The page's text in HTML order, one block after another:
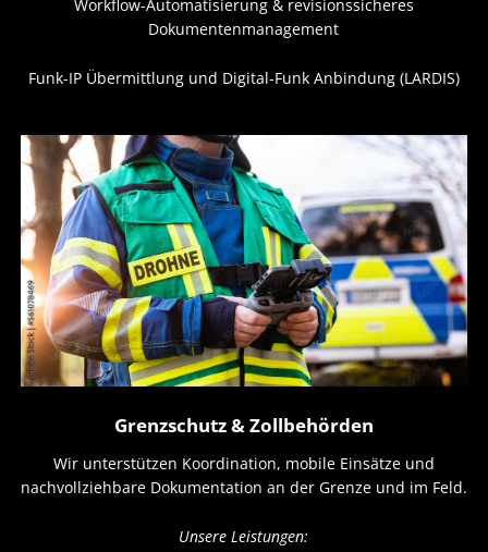
Workflow-Automatisierung & revisionssicheres
Dokumentenmanagement
Funk-IP Übermittlung und Digital-Funk Anbindung (LARDIS)
Grenzschutz & Zollbehörden
Wir unterstützen Koordination, mobile Einsätze und
nachvollziehbare Dokumentation an der Grenze und im Feld.
Unsere Leistungen: